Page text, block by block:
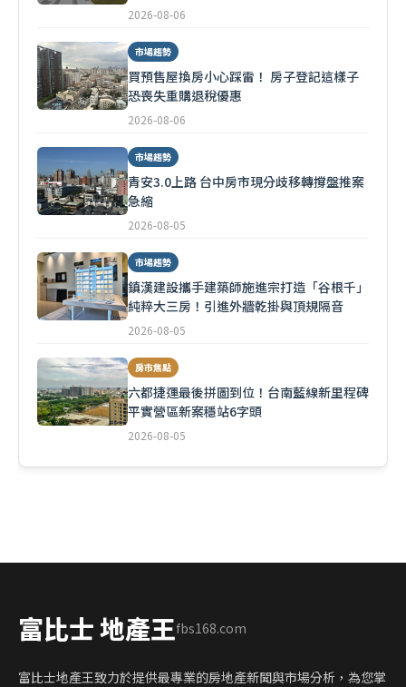
2026-08-06
市場趨勢
買預售屋換房小心踩雷！ 房子登記這樣子
恐喪失重購退稅優惠
2026-08-06
市場趨勢
青安3.0上路 台中房市現分歧移轉撐盤推案
急縮
2026-08-05
市場趨勢
鎮漢建設攜手建築師施進宗打造「谷根千」
純粹大三房！引進外牆乾掛與頂規隔音
2026-08-05
房市焦點
六都捷運最後拼圖到位！台南藍線新里程碑
平實營區新案穩站6字頭
2026-08-05
富比士 地產王fbs168.com
富比士地產王致力於提供最專業的房地產新聞與市場分析，為您掌